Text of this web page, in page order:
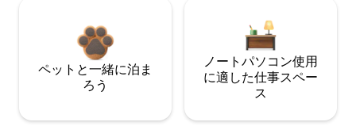
ペットと一緒に泊ま
ろう
ノートパソコン使用
に適した仕事スペー
ス